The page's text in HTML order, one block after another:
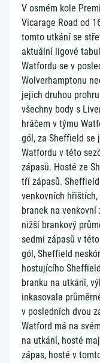
V osmém kole
Vicarage Road od
tomto utkání se
aktuální ligové
Watfordu se v
Wolverhamptonu
jejich druhou
všechny body s
hráčem v týmu
gól, za Sheffield se
Watfordu v této
zápasů. Hosté ze
tří zápasů.
venkovních
branek na
nižší brankový
sedmi zápasů v
gól, Sheffield
hostujícího
branku na utkání,
inkasovala
v posledních dvou
Watford má na
na utkání, hosté
zápas, hosté v